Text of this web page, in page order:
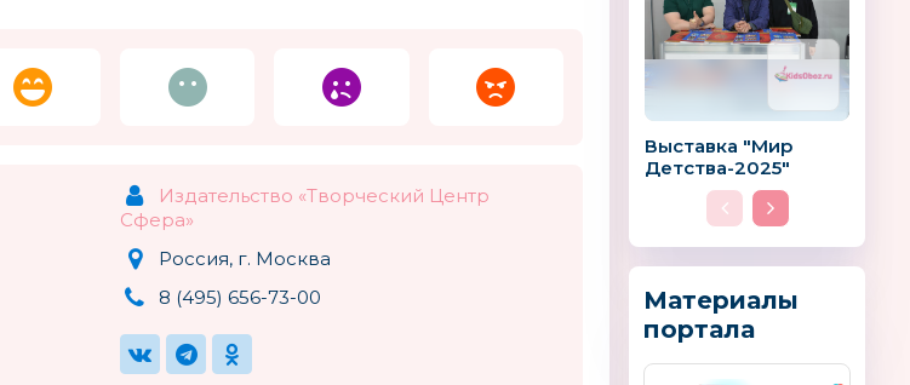
Freeze Light
Россия
Издательство «Творческий Центр
Сфера»
Россия, г. Москва
8 (495) 656-73-00
Выставка "Мир
Детства-2025"
Материалы
портала